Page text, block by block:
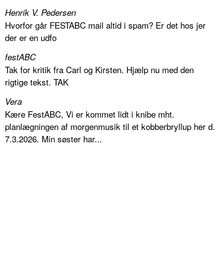
Henrik V. Pedersen
Hvorfor går FESTABC mail altid i spam? Er det hos jer
der er en udfo
festABC
Tak for kritik fra Carl og Kirsten. Hjælp nu med den
rigtige tekst. TAK
Vera
Kære FestABC, Vi er kommet lidt i knibe mht.
planlægningen af morgenmusik til et kobberbryllup her d.
7.3.2026. Min søster har...